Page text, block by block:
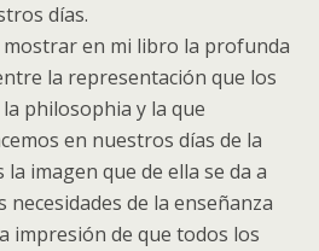
días.
en mi libro la profunda
la representación que los
philosophia y la que
en nuestros días de la
imagen que de ella se da a
de la enseñanza
impresión de que todos los